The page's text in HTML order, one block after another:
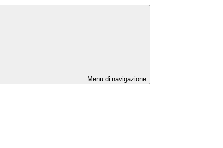
Menu di navigazione